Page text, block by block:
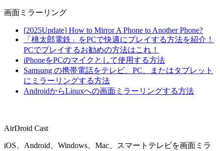
画面ミラーリング
[2025Update] How to Mirror A Phone to Another Phone?
「桃太郎電鉄」をPCで快適にプレイする方法を紹介！
PCでプレイするお勧めの方法はこれ！
iPhoneをPCのマイクとして使用する方法
Samsung の携帯電話をテレビ、PC、またはタブレット
にミラーリングする方法
AndroidからLinuxへの画面ミラーリングする方法
AirDroid Cast
iOS、Android、Windows、Mac、スマートテレビを画面ミラ